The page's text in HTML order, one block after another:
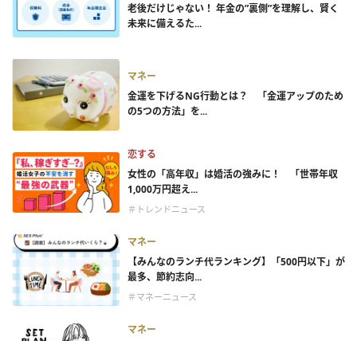
老後だけじゃない！ 年金の”裏側”を理解し、賢く
未来に備えるた...
マネー
金運を下げるNG行動とは？ 「金運アップのため
の5つの方法」を...
恋する
女性の「高年収」は婚活の強みに！ 「世帯年収
1,000万円超え...
＃トレンドニュース
マネー
【みんなのランチ代ランキング】「500円以下」が
最多、節約志向...
＃マネーニュース
マネー